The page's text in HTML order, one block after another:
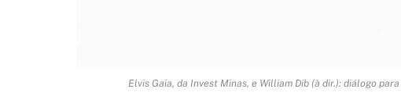
Elvis Gaia, da Invest Minas, e William Dib (à dir.): diálogo